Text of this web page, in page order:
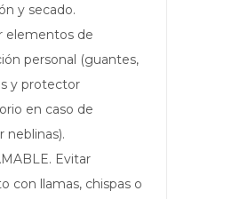
y secado.
elementos de
personal (guantes,
y protector
en caso de
neblinas).
Evitar
con llamas, chispas o